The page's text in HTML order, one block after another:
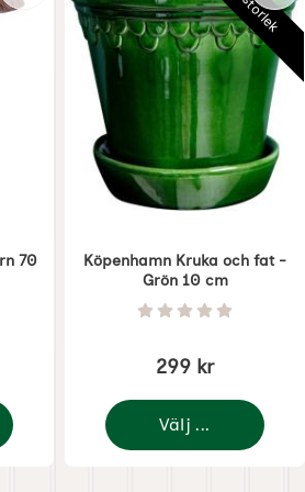
70
av 5
gjutjärn 70 cm
Köpenhamn Kruka och fat -
Grön 10 cm
Art. nr 5844 Betyg: 0 Stjärnor
299 kr
Välj ...